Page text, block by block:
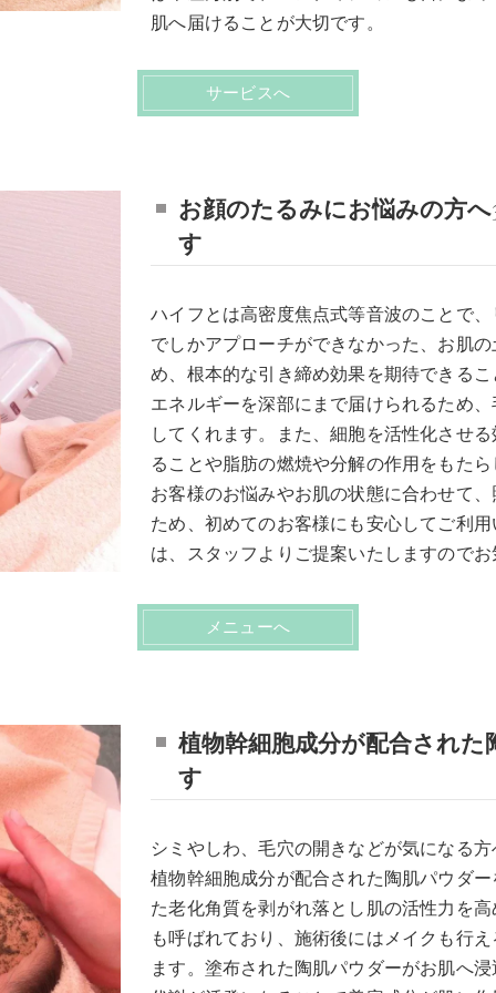
肌へ届けることが大切です。
サービスへ
お顔のたるみにお悩みの方
す
ハイフとは高密度焦点式等音波のことで
でしかアプローチができなかった、お肌
め、根本的な引き締め効果を期待できる
エネルギーを深部にまで届けられるため
してくれます。また、細胞を活性化させ
ることや脂肪の燃焼や分解の作用をもた
お客様のお悩みやお肌の状態に合わせて
ため、初めてのお客様にも安心してご利
は、スタッフよりご提案いたしますので
メニューへ
植物幹細胞成分が配合され
す
シミやしわ、毛穴の開きなどが気になる
植物幹細胞成分が配合された陶肌パウダ
た老化角質を剥がれ落とし肌の活性力を
も呼ばれており、施術後にはメイクも行
ます。塗布された陶肌パウダーがお肌へ